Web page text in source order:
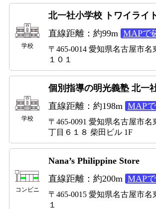
学校
北一社小学校 トワイライ
直線距離：約99m MAPで
〒465-0014 愛知県名古屋市名
１０１
学校
個別指導の明光義塾 北一
直線距離：約198m MAP
〒465-0091 愛知県名古屋市名
丁目６１８ 柴田ビル 1F
コンビニ
Nana’s Philippine Store
直線距離：約200m MAP
〒465-0015 愛知県名古屋市名
１